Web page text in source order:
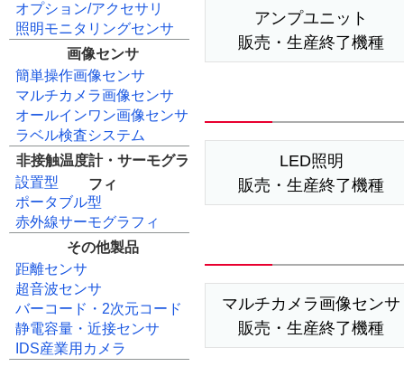
オプション/アクセサリ
照明モニタリングセンサ
画像センサ
簡単操作画像センサ
マルチカメラ画像センサ
オールインワン画像センサ
ラベル検査システム
非接触温度計・サーモグラ
フィ
設置型
ポータブル型
赤外線サーモグラフィ
その他製品
距離センサ
超音波センサ
バーコード・2次元コード
静電容量・近接センサ
IDS産業用カメラ
アンプユニット
販売・生産終了機種
LED照明
販売・生産終了機種
マルチカメラ画像センサ
販売・生産終了機種